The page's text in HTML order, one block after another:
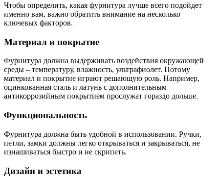
Чтобы определить, какая фурнитура лучше всего подойдет
именно вам, важно обратить внимание на несколько
ключевых факторов.
Материал и покрытие
Фурнитура должна выдерживать воздействия окружающей
среды – температуру, влажность, ультрафиолет. Потому
материал и покрытие играют решающую роль. Например,
оцинкованная сталь и латунь с дополнительным
антикоррозийным покрытием прослужат гораздо дольше.
Функциональность
Фурнитура должна быть удобной в использовании. Ручки,
петли, замки должны легко открываться и закрываться, не
изнашиваться быстро и не скрипеть.
Дизайн и эстетика